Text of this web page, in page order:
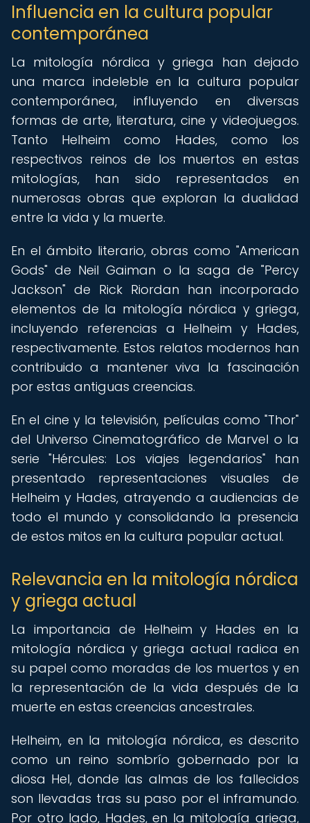
Influencia en la cultura popular
contemporánea
La mitología nórdica y griega han dejado
una marca indeleble en la cultura popular
contemporánea, influyendo en diversas
formas de arte, literatura, cine y videojuegos.
Tanto Helheim como Hades, como los
respectivos reinos de los muertos en estas
mitologías, han sido representados en
numerosas obras que exploran la dualidad
entre la vida y la muerte.
En el ámbito literario, obras como "American
Gods" de Neil Gaiman o la saga de "Percy
Jackson" de Rick Riordan han incorporado
elementos de la mitología nórdica y griega,
incluyendo referencias a Helheim y Hades,
respectivamente. Estos relatos modernos han
contribuido a mantener viva la fascinación
por estas antiguas creencias.
En el cine y la televisión, películas como "Thor"
del Universo Cinematográfico de Marvel o la
serie "Hércules: Los viajes legendarios" han
presentado representaciones visuales de
Helheim y Hades, atrayendo a audiencias de
todo el mundo y consolidando la presencia
de estos mitos en la cultura popular actual.
Relevancia en la mitología nórdica
y griega actual
La importancia de Helheim y Hades en la
mitología nórdica y griega actual radica en
su papel como moradas de los muertos y en
la representación de la vida después de la
muerte en estas creencias ancestrales.
Helheim, en la mitología nórdica, es descrito
como un reino sombrío gobernado por la
diosa Hel, donde las almas de los fallecidos
son llevadas tras su paso por el inframundo.
Por otro lado, Hades, en la mitología griega,